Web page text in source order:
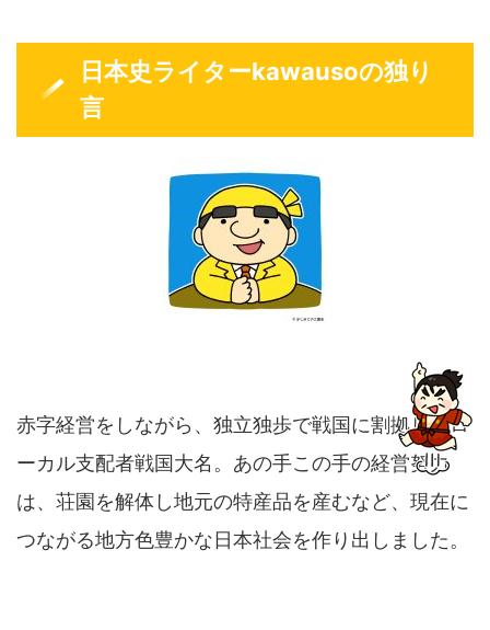
日本史ライターkawausoの独り
言
赤字経営をしながら、独立独歩で戦国に割拠したロ
ーカル支配者戦国大名。あの手この手の経営努力
は、荘園を解体し地元の特産品を産むなど、現在に
つながる地方色豊かな日本社会を作り出しました。